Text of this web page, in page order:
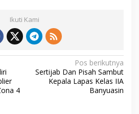
Ikuti Kami
4
Pos berikutnya
Sertijab Dan Pisah Sambut
Kepala Lapas Kelas IIA
Banyuasin